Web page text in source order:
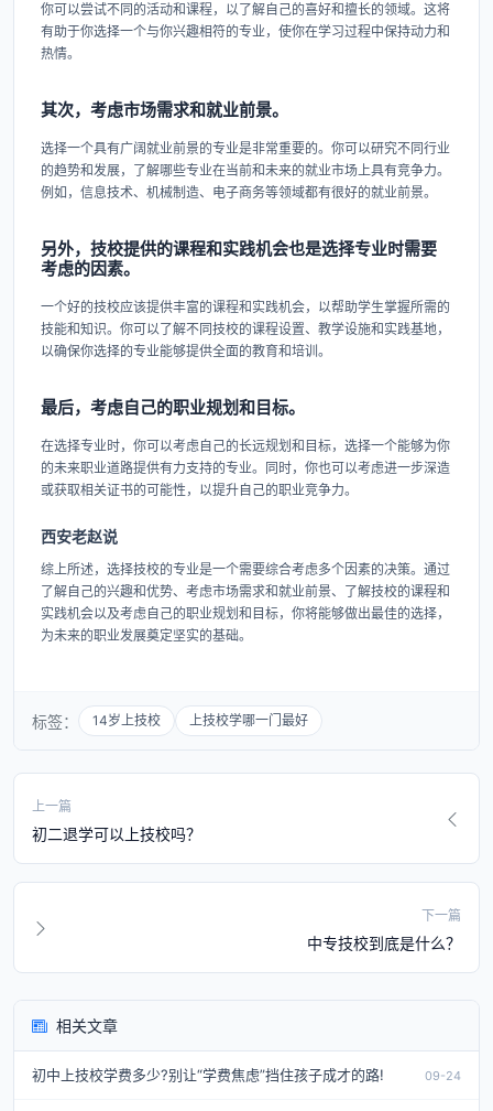
你可以尝试不同的活动和课程，以了解自己的喜好和擅长的领域。这将
有助于你选择一个与你兴趣相符的专业，使你在学习过程中保持动力和
热情。
其次，考虑市场需求和就业前景。
选择一个具有广阔就业前景的专业是非常重要的。你可以研究不同行业
的趋势和发展，了解哪些专业在当前和未来的就业市场上具有竞争力。
例如，信息技术、机械制造、电子商务等领域都有很好的就业前景。
另外，技校提供的课程和实践机会也是选择专业时需要
考虑的因素。
一个好的技校应该提供丰富的课程和实践机会，以帮助学生掌握所需的
技能和知识。你可以了解不同技校的课程设置、教学设施和实践基地，
以确保你选择的专业能够提供全面的教育和培训。
最后，考虑自己的职业规划和目标。
在选择专业时，你可以考虑自己的长远规划和目标，选择一个能够为你
的未来职业道路提供有力支持的专业。同时，你也可以考虑进一步深造
或获取相关证书的可能性，以提升自己的职业竞争力。
西安老赵说
综上所述，选择技校的专业是一个需要综合考虑多个因素的决策。通过
了解自己的兴趣和优势、考虑市场需求和就业前景、了解技校的课程和
实践机会以及考虑自己的职业规划和目标，你将能够做出最佳的选择，
为未来的职业发展奠定坚实的基础。
标签： 14岁上技校 上技校学哪一门最好
上一篇
初二退学可以上技校吗？
下一篇
中专技校到底是什么？
相关文章
初中上技校学费多少?别让“学费焦虑”挡住孩子成才的路! 09-24